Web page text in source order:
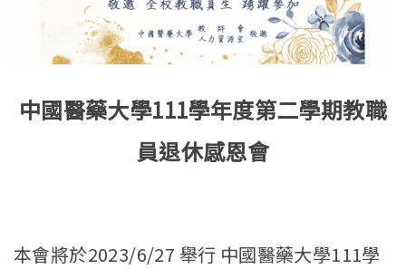
中國醫藥大學111學年度第二學期教職
員退休感恩會
本會將於2023/6/27 舉行 中國醫藥大學111學